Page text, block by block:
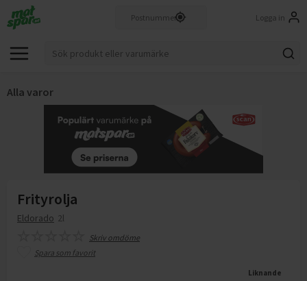
Logga in
Alla varor
Frityrolja
Eldorado 2l
Skriv omdöme
Spara som favorit
Liknande